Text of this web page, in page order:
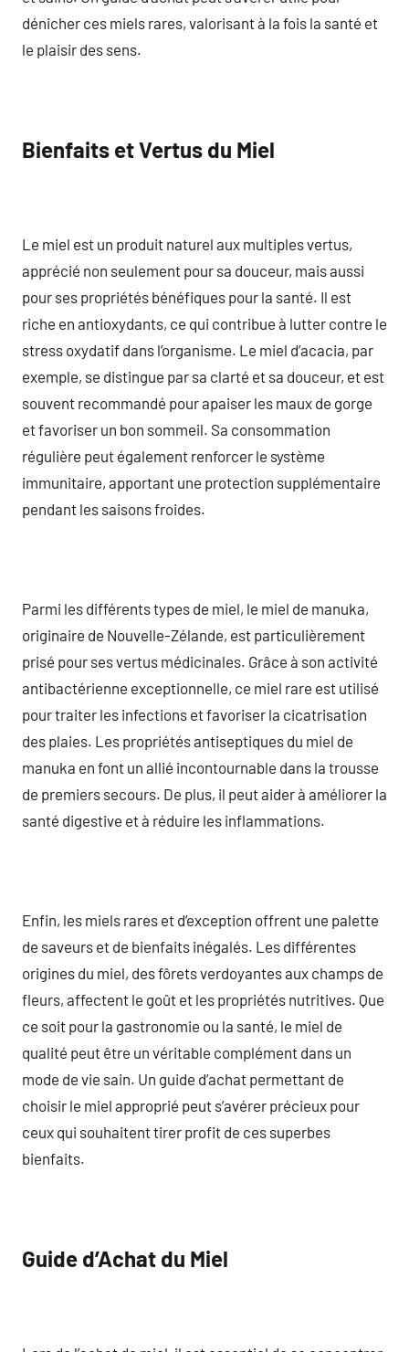
dénicher ces miels rares, valorisant à la fois la santé et
le plaisir des sens.
Bienfaits et Vertus du Miel
Le miel est un produit naturel aux multiples vertus,
apprécié non seulement pour sa douceur, mais aussi
pour ses propriétés bénéfiques pour la santé. Il est
riche en antioxydants, ce qui contribue à lutter contre le
stress oxydatif dans l’organisme. Le miel d’acacia, par
exemple, se distingue par sa clarté et sa douceur, et est
souvent recommandé pour apaiser les maux de gorge
et favoriser un bon sommeil. Sa consommation
régulière peut également renforcer le système
immunitaire, apportant une protection supplémentaire
pendant les saisons froides.
Parmi les différents types de miel, le miel de manuka,
originaire de Nouvelle-Zélande, est particulièrement
prisé pour ses vertus médicinales. Grâce à son activité
antibactérienne exceptionnelle, ce miel rare est utilisé
pour traiter les infections et favoriser la cicatrisation
des plaies. Les propriétés antiseptiques du miel de
manuka en font un allié incontournable dans la trousse
de premiers secours. De plus, il peut aider à améliorer la
santé digestive et à réduire les inflammations.
Enfin, les miels rares et d’exception offrent une palette
de saveurs et de bienfaits inégalés. Les différentes
origines du miel, des fôrets verdoyantes aux champs de
fleurs, affectent le goût et les propriétés nutritives. Que
ce soit pour la gastronomie ou la santé, le miel de
qualité peut être un véritable complément dans un
mode de vie sain. Un guide d’achat permettant de
choisir le miel approprié peut s’avérer précieux pour
ceux qui souhaitent tirer profit de ces superbes
bienfaits.
Guide d’Achat du Miel